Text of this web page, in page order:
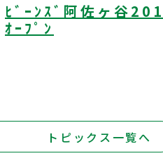
ﾋﾞｰﾝｽﾞ阿佐ヶ谷
ｵｰﾌﾟﾝ
トピックス一覧へ